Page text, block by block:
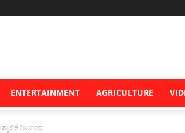
ENTERTAINMENT AGRICULTURE
ನಿರ್ಬಂಧ